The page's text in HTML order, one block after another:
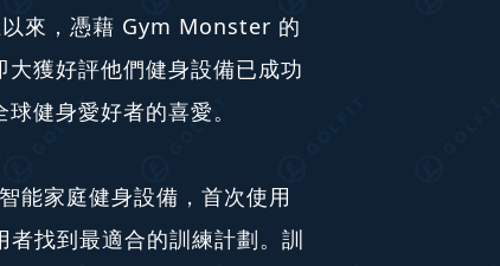
來，憑藉 Gym Monster 的
獲好評他們健身設備已成功
健身愛好者的喜愛。
家庭健身設備，首次使用
找到最適合的訓練計劃。訓